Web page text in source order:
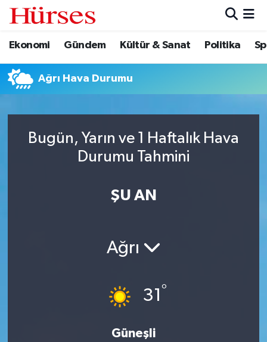
Ekonomi Gündem Kültür & Sanat Politika
Ağrı Hava Durumu
Bugün, Yarın ve 1 Haftalık Hava
Durumu Tahmini
ŞU AN
Ağrı
31 °
Güneşli
Ekonomi
Gündem
Politika
Hava Durumu
Trafik Durumu
Tüm Manşetler